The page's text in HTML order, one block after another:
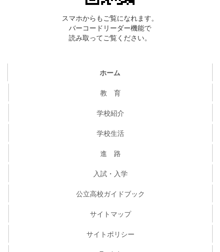
スマホからもご覧になれます。
バーコードリーダー機能で
読み取ってご覧ください。
ホーム
教 育
学校紹介
学校生活
進 路
入試・入学
公立高校ガイドブック
サイトマップ
サイトポリシー